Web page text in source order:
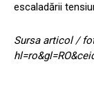
escaladării
Sursa articol /